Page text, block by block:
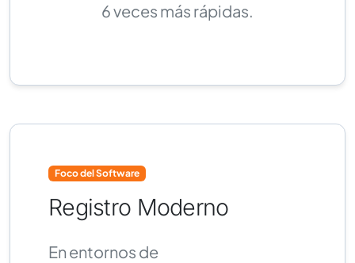
6 veces más rápidas.
Foco del Software
Registro Moderno
En entornos de